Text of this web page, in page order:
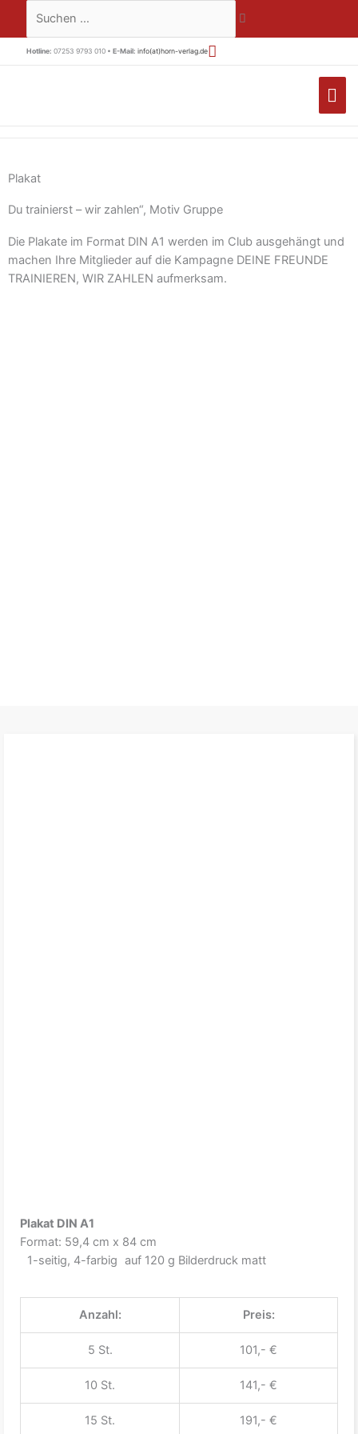
springen
Suchen …
Hotline: 07253 9793 010 • E-Mail: info(at)horn-verlag.de
Plakat
Du trainierst – wir zahlen“, Motiv Gruppe
Die Plakate im Format DIN A1 werden im Club ausgehängt und
machen Ihre Mitglieder auf die Kampagne DEINE FREUNDE
TRAINIEREN, WIR ZAHLEN aufmerksam.
Plakat DIN A1
Format: 59,4 cm x 84 cm
1-seitig, 4-farbig auf 120 g Bilderdruck matt
Anzahl: Preis:
5 St. 101,- €
10 St. 141,- €
15 St. 191,- €